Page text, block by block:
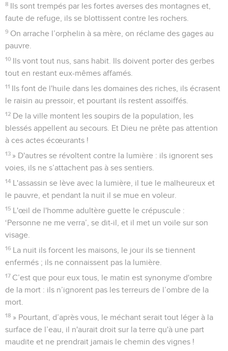
8 Ils sont trempés par les fortes averses des montagnes et,
faute de refuge, ils se blottissent contre les rochers.
9 On arrache l’orphelin à sa mère, on réclame des gages au
pauvre.
10 Ils vont tout nus, sans habit. Ils doivent porter des gerbes
tout en restant eux-mêmes affamés.
11 Ils font de l'huile dans les domaines des riches, ils écrasent
le raisin au pressoir, et pourtant ils restent assoiffés.
12 De la ville montent les soupirs de la population, les
blessés appellent au secours. Et Dieu ne prête pas attention
à ces actes écœurants !
13 » D'autres se révoltent contre la lumière : ils ignorent ses
voies, ils ne s’attachent pas à ses sentiers.
14 L'assassin se lève avec la lumière, il tue le malheureux et
le pauvre, et pendant la nuit il se mue en voleur.
15 L'œil de l'homme adultère guette le crépuscule :
‘Personne ne me verra’, se dit-il, et il met un voile sur son
visage.
16 La nuit ils forcent les maisons, le jour ils se tiennent
enfermés ; ils ne connaissent pas la lumière.
17 C’est que pour eux tous, le matin est synonyme d'ombre
de la mort : ils n’ignorent pas les terreurs de l’ombre de la
mort.
18 » Pourtant, d’après vous, le méchant serait tout léger à la
surface de l’eau, il n'aurait droit sur la terre qu'à une part
maudite et ne prendrait jamais le chemin des vignes !